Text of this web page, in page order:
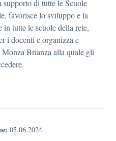
di tutte le Scuole
favorisce lo sviluppo e la
tutte le scuole della rete,
i docenti e organizza e
Brianza alla quale gli
05.06.2024